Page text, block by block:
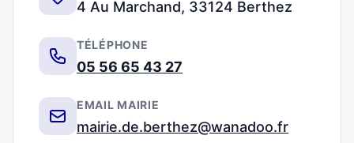
4 Au Marchand, 33124 Berthez
TÉLÉPHONE
05 56 65 43 27
EMAIL MAIRIE
mairie.de.berthez@wanadoo.fr